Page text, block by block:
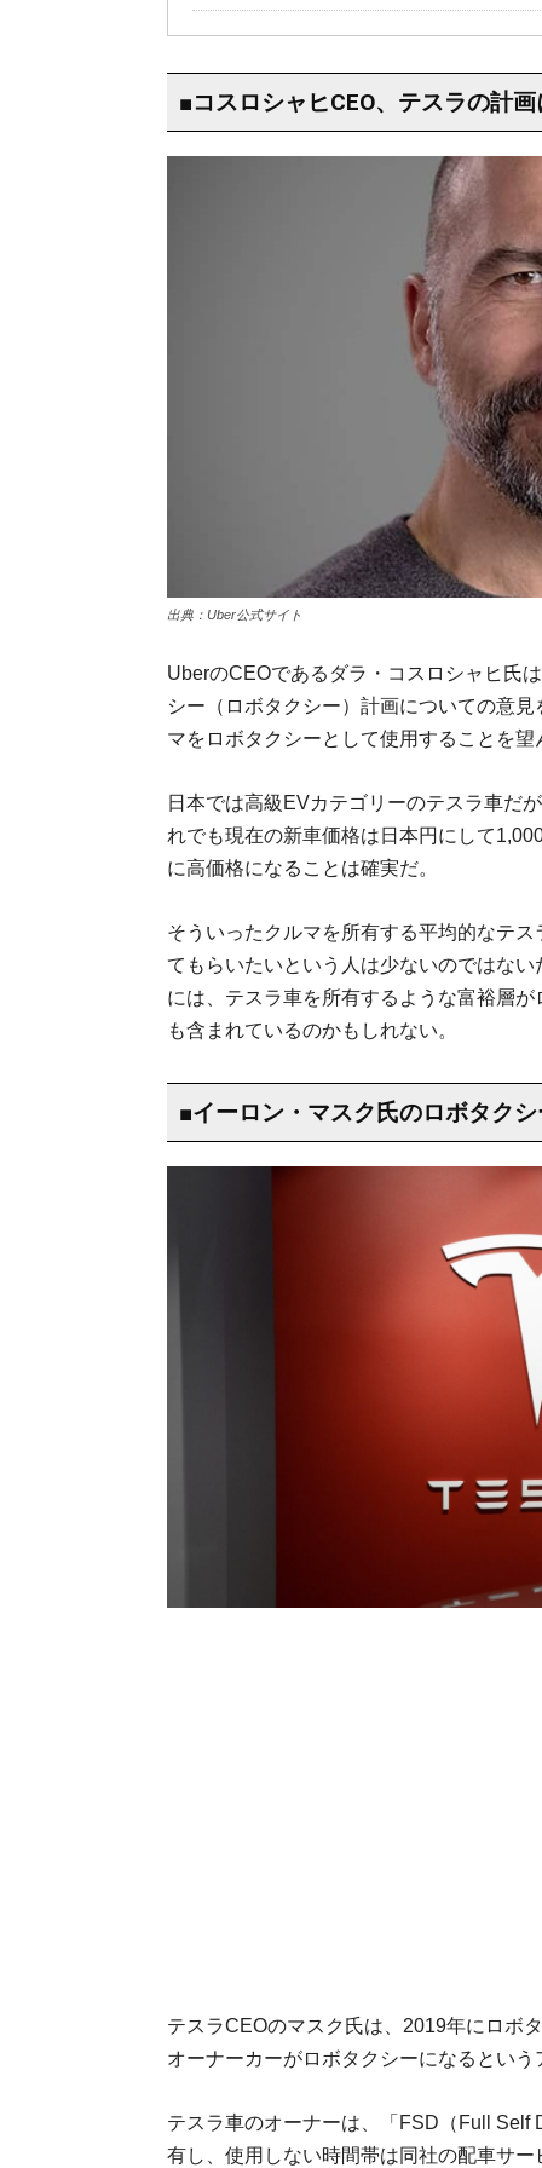
■コスロシャヒCEO、テスラの計
出典：Uber公式サイト
UberのCEOであるダラ・コスロシャヒ氏
シー（ロボタクシー）計画についての意
マをロボタクシーとして使用することを
日本では高級EVカテゴリーのテスラ車だ
れでも現在の新車価格は日本円にして
に高価格になることは確実だ。
そういったクルマを所有する平均的なテ
てもらいたいという人は少ないのではな
には、テスラ車を所有するような富裕層
も含まれているのかもしれない。
■イーロン・マスク氏のロボタク
テスラCEOのマスク氏は、2019年にロボ
オーナーカーがロボタクシーになるという
テスラ車のオーナーは、「FSD（Full Self
有し、使用しない時間帯は同社の配車サ